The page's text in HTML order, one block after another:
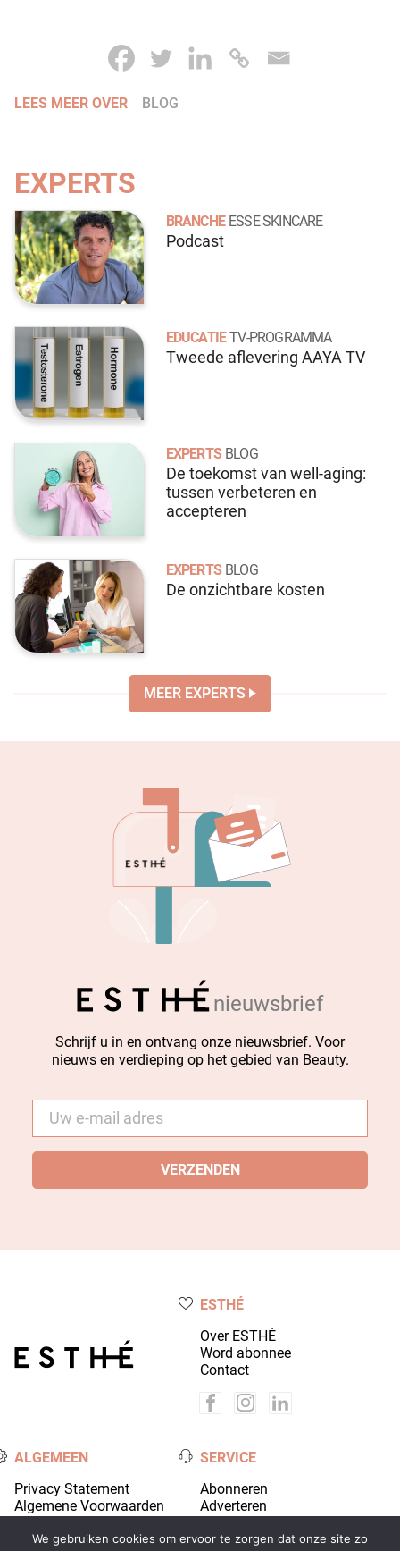
LEES MEER OVER BLOG
EXPERTS
BRANCHE ESSE SKINCARE
Podcast
EDUCATIE TV-PROGRAMMA
Tweede aflevering AAYA TV
EXPERTS BLOG
De toekomst van well-aging:
tussen verbeteren en
accepteren
EXPERTS BLOG
De onzichtbare kosten
MEER EXPERTS
nieuwsbrief
Schrijf u in en ontvang onze nieuwsbrief. Voor
nieuws en verdieping op het gebied van Beauty.
mail *
ESTHÉ
Over ESTHÉ
Word abonnee
Contact
ALGEMEEN
Privacy Statement
Algemene Voorwaarden
SERVICE
Abonneren
Adverteren
We gebruiken cookies om ervoor te zorgen dat onze site zo